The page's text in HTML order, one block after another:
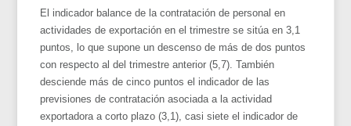
El indicador balance de la contratación de personal en
actividades de exportación en el trimestre se sitúa en 3,1
puntos, lo que supone un descenso de más de dos puntos
con respecto al del trimestre anterior (5,7). También
desciende más de cinco puntos el indicador de las
previsiones de contratación asociada a la actividad
exportadora a corto plazo (3,1), casi siete el indicador de